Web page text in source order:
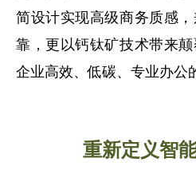
简设计实现高级商务质感
靠，更以钙钛矿技术带来
企业高效、低碳、专业办公
重新定义智